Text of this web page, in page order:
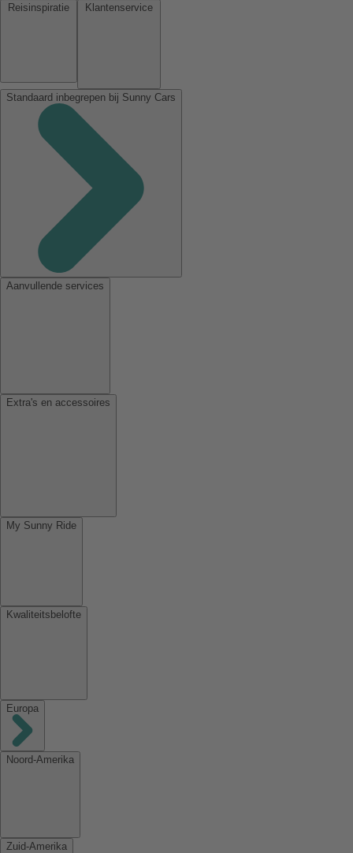
Standaard inbegrepen bij Sunny Cars
Aanvullende services
Extra's en accessoires
My Sunny Ride
Kwaliteitsbelofte
Europa
Noord-Amerika
Zuid-Amerika